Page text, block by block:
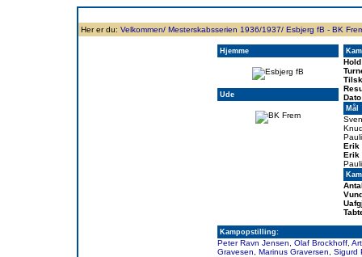
Her er du: Velkommen/ Mesterskabsserien 1936/1937/ Esbjerg fB - BK
Hjemme
Ude
Mål
Erik
Erik
Kampopstilling:
Peter Ravn Jensen Olaf Brockhoff
Gravesen
Marinus Graversen Sigurd